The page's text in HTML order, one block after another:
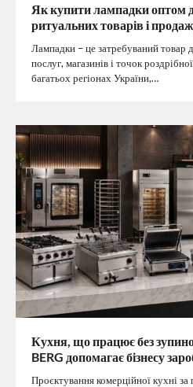
Як купити лампадки оптом
ритуальних товарів і
Лампадки – це затребуваний товар
послуг, магазинів і точок
багатьох регіонах України,…
Кухня, що працює без
BERG допомагає бізнесу
Проєктування комерційної кухні